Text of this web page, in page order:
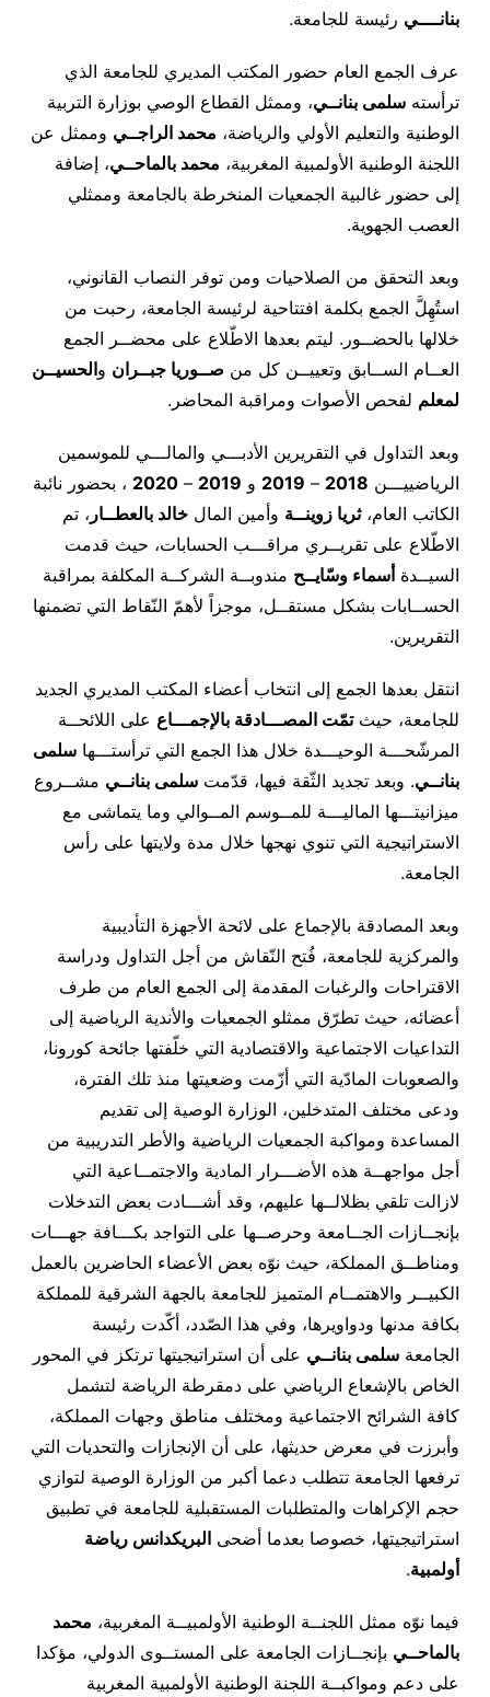
بنانــــي رئيسة للجامعة.
عرف الجمع العام حضور المكتب المديري للجامعة الذي
ترأسته سلمى بنانــي، وممثل القطاع الوصي بوزارة التربية
الوطنية والتعليم الأولي والرياضة، محمد الراجــي وممثل عن
اللجنة الوطنية الأولمبية المغربية، محمد بالماحــي، إضافة
إلى حضور غالبية الجمعيات المنخرطة بالجامعة وممثلي
العصب الجهوية.
وبعد التحقق من الصلاحيات ومن توفر النصاب القانوني،
استُهِلَّ الجمع بكلمة افتتاحية لرئيسة الجامعة، رحبت من
خلالها بالحضــور. ليتم بعدها الاطّلاع على محضــر الجمع
العــام الســابق وتعييــن كل من صــوريا جبــران والحسيــن
لمعلم لفحص الأصوات ومراقبة المحاضر.
وبعد التداول في التقريرين الأدبـــي والمالـــي للموسمين
الرياضييـــن 2018
–
2019 و 2019
–
2020 ، بحضور نائبة
الكاتب العام،ثريا زوينــة وأمين المال خالد بالعطــار ، تم
الاطّلاع على تقريــري مراقـــب الحسابات، حيث قدمت
السيــدةأسماء وسّايــح مندوبــة الشركــة المكلفة بمراقبة
الحســابات بشكل مستقــل، موجزاً لأهمّ النّقاط التي تضمنها
التقريرين.
انتقل بعدها الجمع إلى انتخاب أعضاء المكتب المديري الجديد
للجامعة، حيثتمّت المصـــادقة بالإجمـــاع على اللائحــة
المرشّحـــة الوحيـــدة خلال هذا الجمع التي ترأستـــها سلمى
بنانــي. وبعد تجديد الثّقة فيها، قدّمت سلمى بنانــي مشــروع
ميزانيتـــها الماليـــة للمــوسم المــوالي وما يتماشى مع
الاستراتيجية التي تنوي نهجها خلال مدة ولايتها على رأس
الجامعة.
وبعد المصادقة بالإجماع على لائحة الأجهزة التأديبية
والمركزية للجامعة، فُتح النّقاش من أجل التداول ودراسة
الاقتراحات والرغبات المقدمة إلى الجمع العام من طرف
أعضائه، حيث تطرّق ممثلو الجمعيات والأندية الرياضية إلى
التداعيات الاجتماعية والاقتصادية التي خلّفتها جائحة كورونا،
والصعوبات المادّية التي أزّمت وضعيتها منذ تلك الفترة،
ودعى مختلف المتدخلين، الوزارة الوصية إلى تقديم
المساعدة ومواكبة الجمعيات الرياضية والأطر التدريبية من
أجل مواجهــة هذه الأضـــرار المادية والاجتمــاعية التي
لازالت تلقي بظلالــها عليهم، وقد أشـــادت بعض التدخلات
بإنجــازات الجــامعة وحرصــها على التواجد بكـــافة جهـــات
ومناطــق المملكة، حيث نوّه بعض الأعضاء الحاضرين بالعمل
الكبيــر والاهتمــام المتميز للجامعة بالجهة الشرقية للمملكة
بكافة مدنها ودواويرها، وفي هذا الصّدد، أكّدت رئيسة
الجامعة سلمى بنانــي على أن استراتيجيتها ترتكز في المحور
الخاص بالإشعاع الرياضي على دمقرطة الرياضة لتشمل
كافة الشرائح الاجتماعية ومختلف مناطق وجهات المملكة،
وأبرزت في معرض حديثها، على أن الإنجازات والتحديات التي
ترفعها الجامعة تتطلب دعما أكبر من الوزارة الوصية لتوازي
حجم الإكراهات والمتطلبات المستقبلية للجامعة في تطبيق
استراتيجيتها، خصوصا بعدما أضحى البريكدانس رياضة
أولمبية.
فيما نوّه ممثل اللجنــة الوطنية الأولمبيــة المغربية، محمد
بالماحــي بإنجــازات الجامعة على المستــوى الدولي، مؤكدا
على دعم ومواكبــة اللجنة الوطنية الأولمبية المغربية